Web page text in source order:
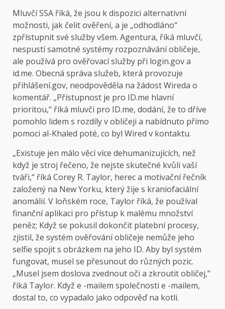
Mluvčí SSA říká, že jsou k dispozici alternativní
možnosti, jak čelit ověření, a je „odhodláno“
zpřístupnit své služby všem. Agentura, říká mluvčí,
nespustí samotné systémy rozpoznávání obličeje,
ale používá pro ověřovací služby při login.gov a
id.me. Obecná správa služeb, která provozuje
přihlášení.gov, neodpověděla na žádost Wireda o
komentář. „Přístupnost je pro ID.me hlavní
prioritou,“ říká mluvčí pro ID.me, dodání, že to dříve
pomohlo lidem s rozdíly v obličeji a nabídnuto přímo
pomoci al-Khaled poté, co byl Wired v kontaktu.
„Existuje jen málo věcí více dehumanizujících, než
když je stroj řečeno, že nejste skutečné kvůli vaší
tváři,“ říká Corey R. Taylor, herec a motivační řečník
založený na New Yorku, který žije s kraniofaciální
anomálií. V loňském roce, Taylor říká, že používal
finanční aplikaci pro přístup k malému množství
peněz; Když se pokusil dokončit platební procesy,
zjistil, že systém ověřování obličeje nemůže jeho
selfie spojit s obrázkem na jeho ID. Aby byl systém
fungovat, musel se přesunout do různých pozic.
„Musel jsem doslova zvednout oči a zkroutit obličej,“
říká Taylor. Když e -mailem společnosti e -mailem,
dostal to, co vypadalo jako odpověď na kotli.